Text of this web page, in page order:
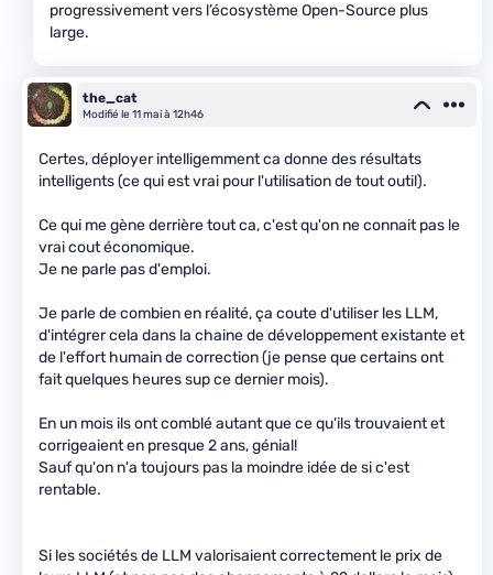
progressivement vers l’écosystème Open-Source plus
large.
the_cat
Modifié le 11 mai à 12h46
Certes, déployer intelligemment ca donne des résultats
intelligents (ce qui est vrai pour l'utilisation de tout outil).
Ce qui me gène derrière tout ca, c'est qu'on ne connait pas le
vrai cout économique.
Je ne parle pas d'emploi.
Je parle de combien en réalité, ça coute d'utiliser les LLM,
d'intégrer cela dans la chaine de développement existante et
de l'effort humain de correction (je pense que certains ont
fait quelques heures sup ce dernier mois).
En un mois ils ont comblé autant que ce qu'ils trouvaient et
corrigeaient en presque 2 ans, génial!
Sauf qu'on n'a toujours pas la moindre idée de si c'est
rentable.
Si les sociétés de LLM valorisaient correctement le prix de